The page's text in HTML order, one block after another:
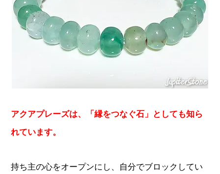
アクアプレーズは、「縁をつなぐ石」としても知ら
れています。
持ち主の心をオープンにし、自分でブロックしてい